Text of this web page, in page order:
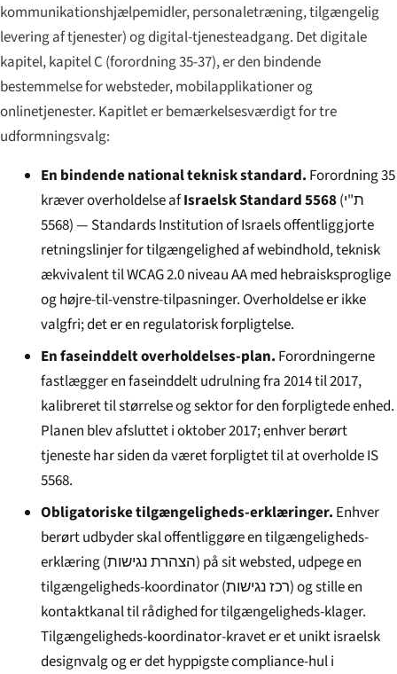
kommunikationshjælpemidler, personaletræning, tilgængelig
levering af tjenester) og digital-tjenesteadgang. Det digitale
kapitel, kapitel C (forordning 35-37), er den bindende
bestemmelse for websteder, mobilapplikationer og
onlinetjenester. Kapitlet er bemærkelsesværdigt for tre
udformningsvalg:
En bindende national teknisk standard. Forordning 35
kræver overholdelse afIsraelsk Standard 5568(ת"י
5568) — Standards Institution of Israels offentliggjorte
retningslinjer for tilgængelighed af webindhold, teknisk
ækvivalent til WCAG 2.0 niveau AA med hebraisksproglige
og højre-til-venstre-tilpasninger. Overholdelse er ikke
valgfri; det er en regulatorisk forpligtelse.
En faseinddelt overholdelses-plan. Forordningerne
fastlægger en faseinddelt udrulning fra 2014 til 2017,
kalibreret til størrelse og sektor for den forpligtede enhed.
Planen blev afsluttet i oktober 2017; enhver berørt
tjeneste har siden da været forpligtet til at overholde IS
5568.
Obligatoriske tilgængeligheds-erklæringer. Enhver
berørt udbyder skal offentliggøre en tilgængeligheds-
erklæring (הצהרת נגישות) på sit websted, udpege en
tilgængeligheds-koordinator (רכז נגישות) og stille en
kontaktkanal til rådighed for tilgængeligheds-klager.
Tilgængeligheds-koordinator-kravet er et unikt israelsk
designvalg og er det hyppigste compliance-hul i